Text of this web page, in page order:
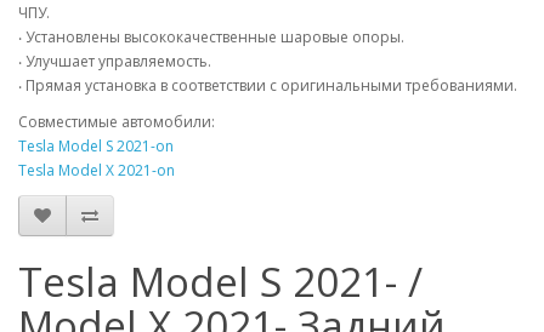
ЧПУ.
‧ Установлены высококачественные шаровые опоры.
‧ Улучшает управляемость.
‧ Прямая установка в соответствии с оригинальными требованиями.
Совместимые автомобили:
Tesla Model S 2021-on
Tesla Model X 2021-on
Tesla Model S 2021- /